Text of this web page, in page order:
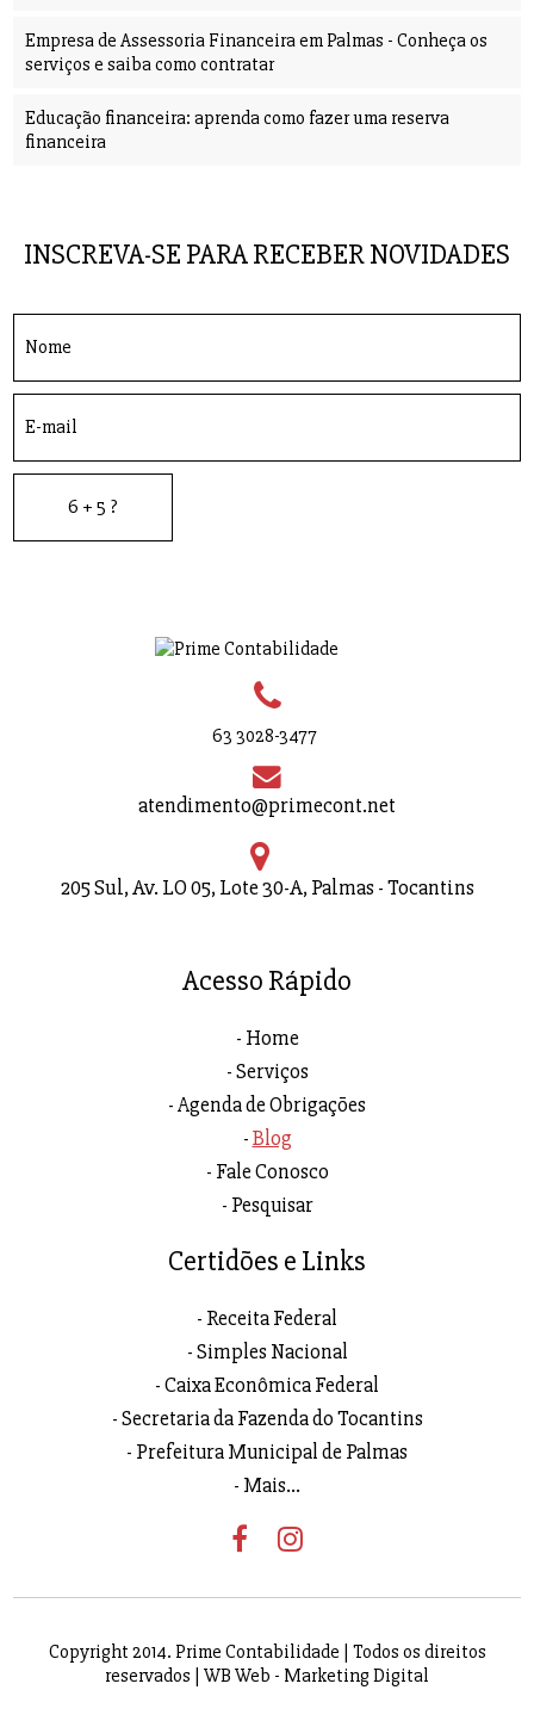
Empresa de Assessoria Financeira em Palmas - Conheça os
serviços e saiba como contratar
Educação financeira: aprenda como fazer uma reserva
financeira
INSCREVA-SE PARA RECEBER NOVIDADES
63 3028-3477
atendimento@primecont.net
205 Sul, Av. LO 05, Lote 30-A, Palmas - Tocantins
Acesso Rápido
Home
Serviços
Agenda de Obrigações
Blog
Fale Conosco
Pesquisar
Certidões e Links
Receita Federal
Simples Nacional
Caixa Econômica Federal
Secretaria da Fazenda do Tocantins
Prefeitura Municipal de Palmas
Mais...
Copyright 2014. Prime Contabilidade | Todos os direitos
reservados | WB Web - Marketing Digital